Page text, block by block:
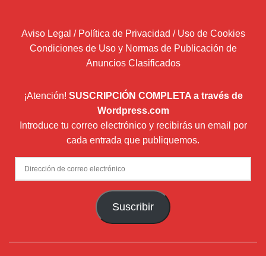
Aviso Legal / Política de Privacidad / Uso de Cookies
Condiciones de Uso y Normas de Publicación de
Anuncios Clasificados
¡Atención! SUSCRIPCIÓN COMPLETA a través de
Wordpress.com
Introduce tu correo electrónico y recibirás un email por
cada entrada que publiquemos.
Dirección
de
Suscribir